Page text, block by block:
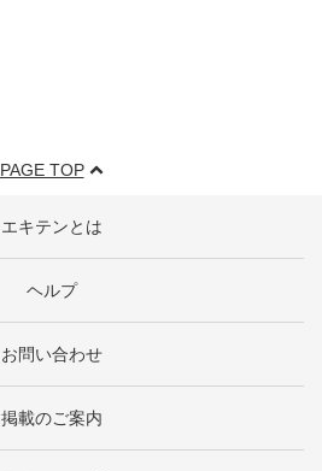
PAGE TOP
エキテンとは
ヘルプ
お問い合わせ
掲載のご案内